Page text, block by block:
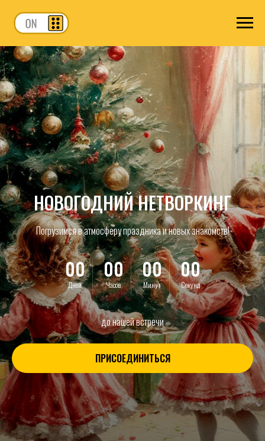
НОВОГОДНИЙ НЕТВОРКИНГ
Погрузимся в атмосферу праздника и новых знакомств!
00
Дней
00
Часов
00
Минут
00
Секунд
до нашей встречи
ПРИСОЕДИНИТЬСЯ